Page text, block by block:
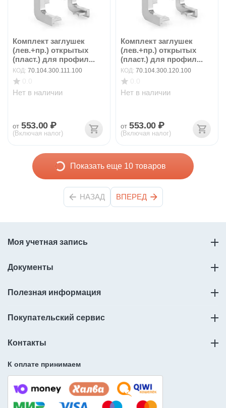
Комплект заглушек
(лев.+пр.) открытых
(пласт.) для профил...
КОД: 70.104.300.111.100
Нет в наличии
от 553.00 ₽
(Включая налог)
Комплект заглушек
(лев.+пр.) открытых
(пласт.) для профил...
КОД: 70.104.300.120.100
Нет в наличии
от 553.00 ₽
(Включая налог)
Показать еще 10 товаров
НАЗАД ВПЕРЕД
Моя учетная запись
Документы
Полезная информация
Покупательский сервис
Контакты
К оплате принимаем